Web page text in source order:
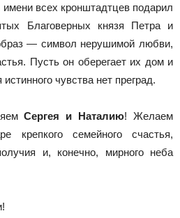
всех кронштадтцев подарил
Благоверных князя Петра и
— символ нерушимой любви,
Пусть он оберегает их дом и
чувства нет преград.
Сергея и Наталию! Желаем
крепкого семейного счастья,
и, конечно, мирного неба